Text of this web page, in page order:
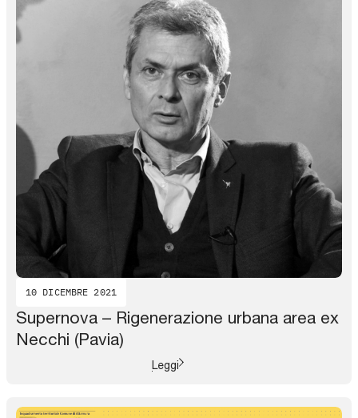
10 DICEMBRE 2021
Supernova – Rigenerazione urbana area ex
Necchi (Pavia)
Leggi